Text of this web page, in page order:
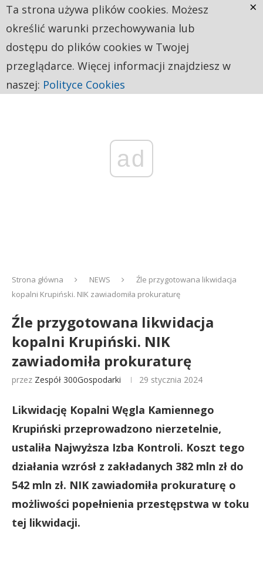
ad
Strona główna NEWS
Źle przygotowana likwidacja
kopalni Krupiński. NIK zawiadomiła prokuraturę
Źle przygotowana likwidacja
kopalni Krupiński. NIK
zawiadomiła prokuraturę
przez Zespół 300Gospodarki 29 stycznia 2024
Likwidację Kopalni Węgla Kamiennego
Krupiński przeprowadzono nierzetelnie,
ustaliła Najwyższa Izba Kontroli. Koszt tego
działania wzrósł z zakładanych 382 mln zł do
542 mln zł. NIK zawiadomiła prokuraturę o
możliwości popełnienia przestępstwa w toku
tej likwidacji.
Ta strona używa plików cookies. Możesz
określić warunki przechowywania lub
dostępu do plików cookies w Twojej
przeglądarce. Więcej informacji znajdziesz w
naszej: Polityce Cookies
×